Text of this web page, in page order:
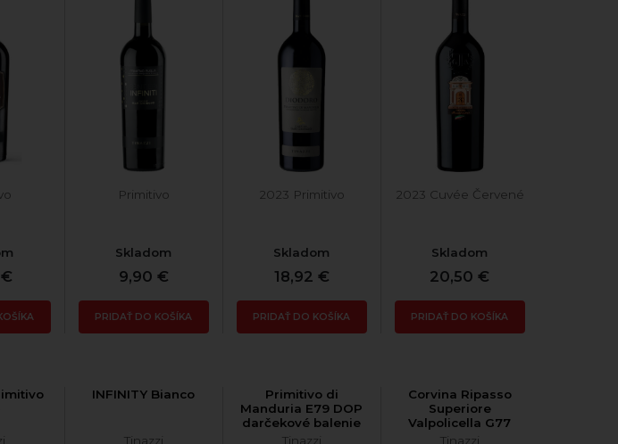
Primitivo
Skladom
9,90 €
PRIDAŤ DO KOŠÍKA
2023 Primitivo
Skladom
18,92 €
PRIDAŤ DO KOŠÍKA
2023 Cuvée Červené
Skladom
20,50 €
PRIDAŤ DO KOŠÍKA
INFINITY Bianco
Tinazzi
Primitivo di
Manduria E79 DOP
darčekové balenie
Tinazzi
Corvina Ripasso
Superiore
Valpolicella G77
Tinazzi